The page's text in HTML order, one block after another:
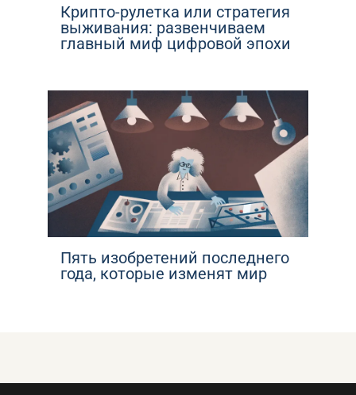
Крипто-рулетка или стратегия
выживания: развенчиваем
главный миф цифровой эпохи
Пять изобретений последнего
года, которые изменят мир